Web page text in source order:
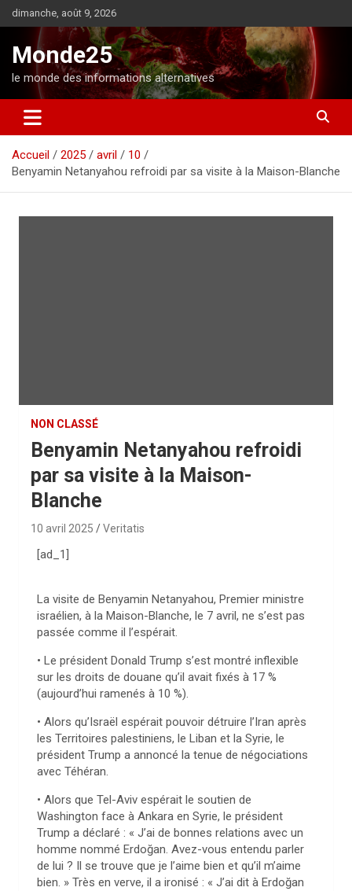
l
o
e
dimanche, août 9, 2026
Monde25
le monde des informations alternatives
Accueil 2025 avril
10
Benyamin Netanyahou refroidi par sa visite à la Maison-Blanche
NON CLASSÉ
Benyamin Netanyahou refroidi
par sa visite à la Maison-
Blanche
10 avril 2025 Veritatis
[ad_1]
La visite de Benyamin Netanyahou, Premier ministre
israélien, à la Maison-Blanche, le 7 avril, ne s’est pas
passée comme il l’espérait.
• Le président Donald Trump s’est montré inflexible
sur les droits de douane qu’il avait fixés à 17 %
(aujourd’hui ramenés à 10 %).
• Alors qu’Israël espérait pouvoir détruire l’Iran après
les Territoires palestiniens, le Liban et la Syrie, le
président Trump a annoncé la tenue de négociations
avec Téhéran.
• Alors que Tel-Aviv espérait le soutien de
Washington face à Ankara en Syrie, le président
Trump a déclaré : « J’ai de bonnes relations avec un
homme nommé Erdoğan. Avez-vous entendu parler
de lui ? Il se trouve que je l’aime bien et qu’il m’aime
bien. » Très en verve, il a ironisé : « J’ai dit à Erdoğan